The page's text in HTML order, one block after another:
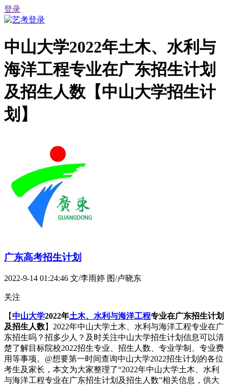
登录
中山大学2022年土木、水利与
海洋工程专业在广东招生计划
及招生人数【中山大学招生计
划】
广东高考招生计划
2022-9-14 01:24:46 文/李雨婷 图/卢晓东
关注
【中山大学2022年土木、水利与海洋工程专业在广东招生计划
及招生人数】2022年中山大学土木、水利与海洋工程专业在广
东招生吗？招多少人？及时关注中山大学招生计划信息可以清
楚了解目标院校2022招生专业、招生人数、专业学制、专业费
用等事项。@想要第一时间查询中山大学2022招生计划的各位
考生及家长，本文为大家整理了“2022年中山大学土木、水利
与海洋工程专业在广东招生计划及招生人数”相关信息，供大